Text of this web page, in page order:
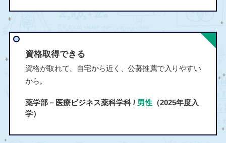
資格取得できる
資格が取れて、自宅から近く、公募推薦で入りやすい
から。
薬学部－医療ビジネス薬科学科 / 男性（2025年度入
学）